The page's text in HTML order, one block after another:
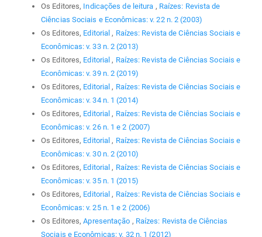
Os Editores, Indicações de leitura , Raízes: Revista de
Ciências Sociais e Econômicas: v. 22 n. 2 (2003)
Os Editores, Editorial, Raízes: Revista de Ciências Sociais e
Econômicas: v. 33 n. 2 (2013)
Os Editores, Editorial, Raízes: Revista de Ciências Sociais e
Econômicas: v. 39 n. 2 (2019)
Os Editores, Editorial, Raízes: Revista de Ciências Sociais e
Econômicas: v. 34 n. 1 (2014)
Os Editores, Editorial, Raízes: Revista de Ciências Sociais e
Econômicas: v. 26 n. 1 e 2 (2007)
Os Editores, Editorial, Raízes: Revista de Ciências Sociais e
Econômicas: v. 30 n. 2 (2010)
Os Editores, Editorial, Raízes: Revista de Ciências Sociais e
Econômicas: v. 35 n. 1 (2015)
Os Editores, Editorial, Raízes: Revista de Ciências Sociais e
Econômicas: v. 25 n. 1 e 2 (2006)
Os Editores,Apresentação , Raízes: Revista de Ciências
Sociais e Econômicas: v. 32 n. 1 (2012)